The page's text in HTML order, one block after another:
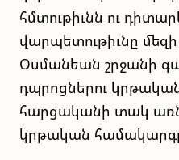
հմտութիւնն ու
վարպետութիւնը
Օսմանեան շրջանի
դպրոցներու
հարցականի տակ
կրթական